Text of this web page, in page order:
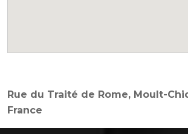
Rue du Traité de Rome, Moult-
France